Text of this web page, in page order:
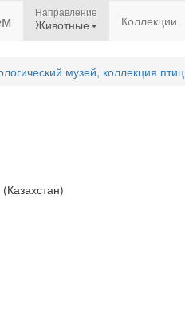
Направление
Животные Коллекции
музей, коллекция птиц